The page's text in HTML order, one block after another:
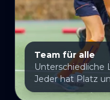
Team für alle
Unterschiedliche
Jeder hat Platz